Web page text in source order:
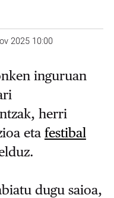
2025 10:00
inguruan
herri
eta festibal
dugu saioa,